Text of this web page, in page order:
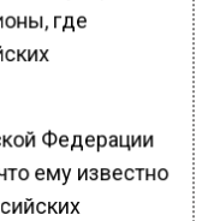
где
Федерации
ему известно